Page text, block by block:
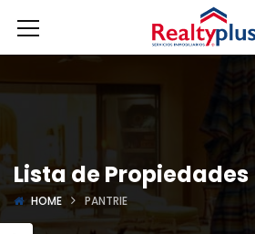
Lista de Propiedades
HOME PANTRIE